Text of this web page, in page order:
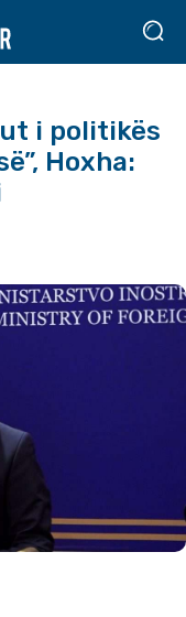
i politikës
Hoxha: